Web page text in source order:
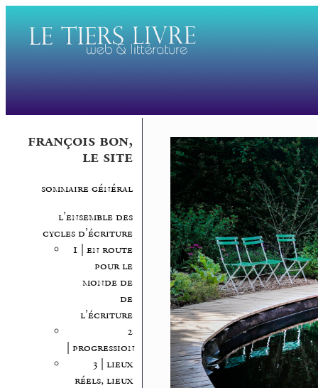
françois bon,
le site
sommaire général
l’ensemble des
cycles d’écriture
1 | en route
pour le
monde de
de
l’écriture
2
| progression
3 | lieux
réels, lieux